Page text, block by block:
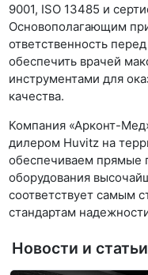
9001, ISO 13485 и
Основополагающим
ответственность
обеспечить врачей
инструментами для
качества.
Компания «Арконт-
дилером Huvitz на
обеспечиваем прямые
оборудования
соответствует самым
стандартам
Новости и статьи